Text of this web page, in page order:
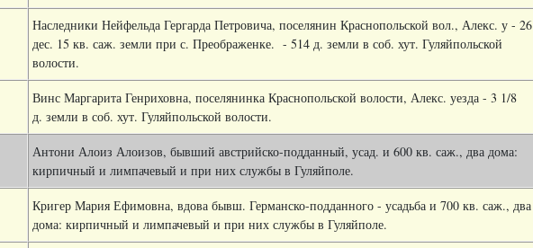
Наследники Нейфельда Гергарда Петровича, поселянин Краснопольской вол., Алекс. у - 26
дес. 15 кв. саж. земли при с. Преображенке. - 514 д. земли в соб. хут. Гуляйпольской
волости.
Винс Маргарита Генриховна, поселянинка Краснопольской волости, Алекс. уезда - 3 1/8
д. земли в соб. хут. Гуляйпольской волости.
Антони Алоиз Алоизов, бывший австрийско-подданный, усад. и 600 кв. саж., два дома:
кирпичный и лимпачевый и при них службы в Гуляйполе.
Кригер Мария Ефимовна, вдова бывш. Германско-подданного - усадьба и 700 кв. саж., два
дома: кирпичный и лимпачевый и при них службы в Гуляйполе.